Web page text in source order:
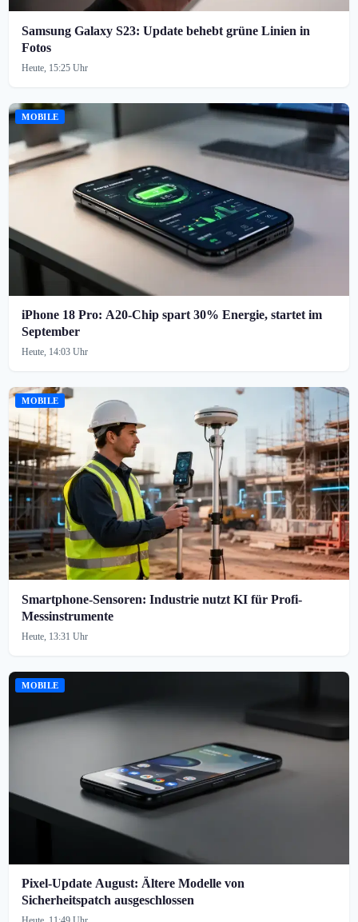
Samsung Galaxy S23: Update behebt grüne Linien in
Fotos
Heute, 15:25 Uhr
MOBILE
iPhone 18 Pro: A20-Chip spart 30% Energie, startet im
September
Heute, 14:03 Uhr
MOBILE
Smartphone-Sensoren: Industrie nutzt KI für Profi-
Messinstrumente
Heute, 13:31 Uhr
MOBILE
Pixel-Update August: Ältere Modelle von
Sicherheitspatch ausgeschlossen